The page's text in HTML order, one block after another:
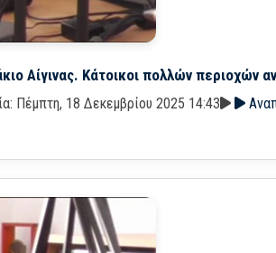
Αίγινας. Κάτοικοι πολλών περιοχών
Πέμπτη, 18 Δεκεμβρίου 2025 14:43